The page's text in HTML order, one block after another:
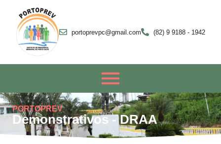
portoprevpc@gmail.com (82) 9 9188 - 1942
PORTOPREV
Demonstrativos - DRAA